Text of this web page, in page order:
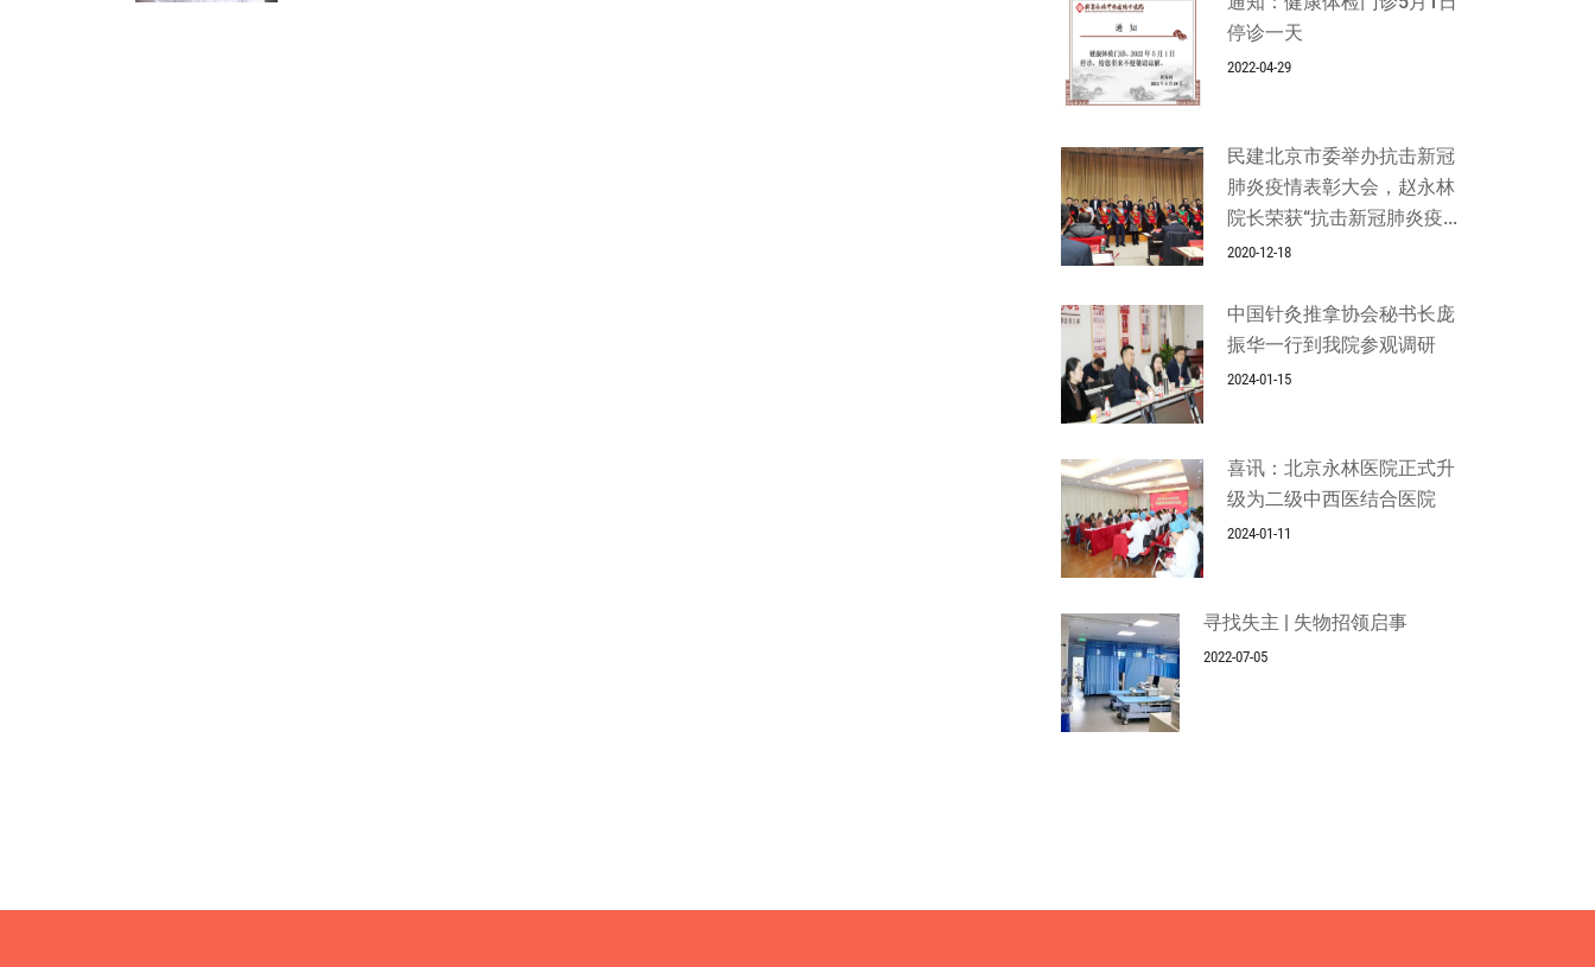
停诊一天
2022-04-29
民建北京市委举办抗击新冠
肺炎疫情表彰大会，赵永林
院长荣获“抗击新冠肺炎疫...
2020-12-18
中国针灸推拿协会秘书长庞
振华一行到我院参观调研
2024-01-15
喜讯：北京永林医院正式升
级为二级中西医结合医院
2024-01-11
寻找失主 | 失物招领启事
2022-07-05